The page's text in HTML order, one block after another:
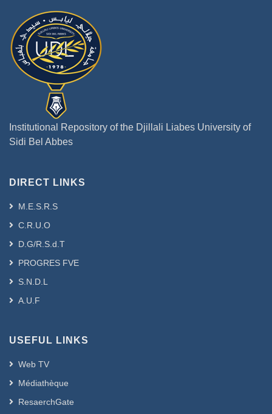
Institutional Repository of the Djillali Liabes University of
Sidi Bel Abbes
DIRECT LINKS
M.E.S.R.S
C.R.U.O
D.G/R.S.d.T
PROGRES FVE
S.N.D.L
A.U.F
USEFUL LINKS
Web TV
Médiathèque
ResaerchGate